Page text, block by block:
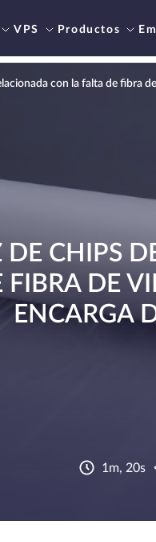
VPS Productos
con la falta de fibra
DE CHIPS
FIBRA DE
ENCARGA
1m, 20s